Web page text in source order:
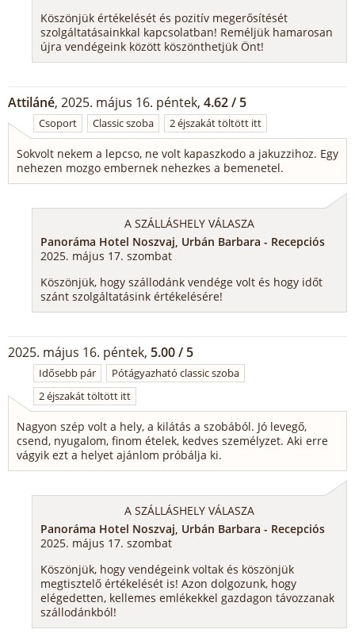
Köszönjük értékelését és pozitív megerősítését
szolgáltatásainkkal kapcsolatban! Reméljük hamarosan
újra vendégeink között köszönthetjük Önt!
Attiláné, 2025. május 16. péntek, 4.62 / 5
Csoport Classic szoba 2 éjszakát töltött itt
Sokvolt nekem a lepcso, ne volt kapaszkodo a jakuzzihoz. Egy
nehezen mozgo embernek nehezkes a bemenetel.
A SZÁLLÁSHELY VÁLASZA
Panoráma Hotel Noszvaj, Urbán Barbara - Recepciós
2025. május 17. szombat
Köszönjük, hogy szállodánk vendége volt és hogy időt
szánt szolgáltatásink értékelésére!
2025. május 16. péntek, 5.00 / 5
Idősebb pár
Pótágyazható classic szoba
2 éjszakát töltött itt
Nagyon szép volt a hely, a kilátás a szobából. Jó levegő,
csend, nyugalom, finom ételek, kedves személyzet. Aki erre
vágyik ezt a helyet ajánlom próbálja ki.
A SZÁLLÁSHELY VÁLASZA
Panoráma Hotel Noszvaj, Urbán Barbara - Recepciós
2025. május 17. szombat
Köszönjük, hogy vendégeink voltak és köszönjük
megtisztelő értékelését is! Azon dolgozunk, hogy
elégedetten, kellemes emlékekkel gazdagon távozzanak
szállodánkból!